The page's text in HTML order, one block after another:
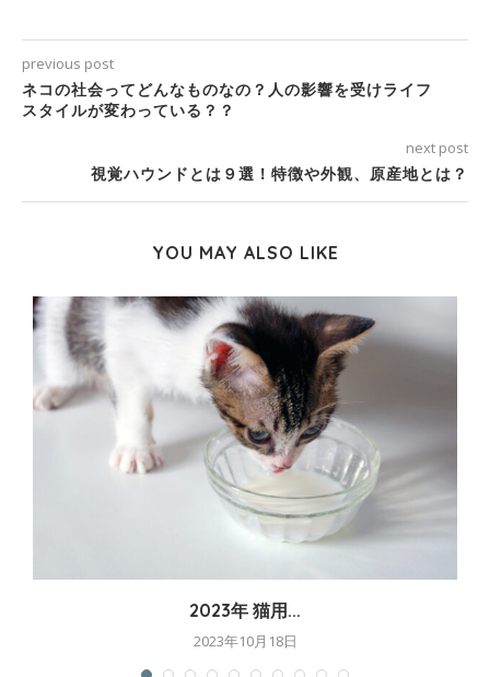
previous post
ネコの社会ってどんなものなの？人の影響を受けライフ
スタイルが変わっている？？
next post
視覚ハウンドとは９選！特徴や外観、原産地とは？
YOU MAY ALSO LIKE
2023年 猫用...
2023年10月18日